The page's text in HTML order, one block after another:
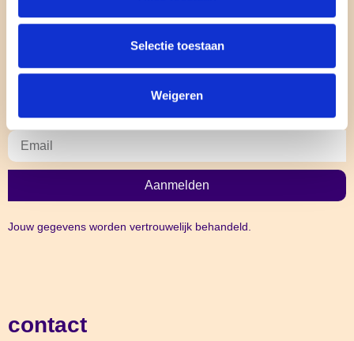
Selectie toestaan
Weigeren
Baanverlies en rouw
Chronische aandoeningen
Aanmelden
Jouw gegevens worden vertrouwelijk behandeld.
contact